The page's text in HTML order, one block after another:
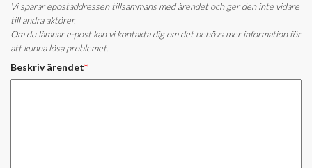
Vi sparar epostaddressen tillsammans med ärendet och ger den inte vidare
till andra aktörer.
Om du lämnar e-post kan vi kontakta dig om det behövs mer information för
att kunna lösa problemet.
Beskriv ärendet*